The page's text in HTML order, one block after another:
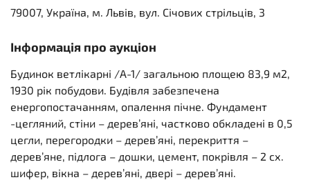
79007, Україна, м. Львів, вул. Січових стрільців, 3
Інформація про аукціон
Будинок ветлікарні /А-1/ загальною площею 83,9 м2,
1930 рік побудови. Будівля забезпечена
енергопостачанням, опалення пічне. Фундамент
-цегляний, стіни – дерев’яні, частково обкладені в 0,5
цегли, перегородки – дерев’яні, перекриття –
дерев’яне, підлога – дошки, цемент, покрівля – 2 сх.
шифер, вікна – дерев’яні, двері – дерев’яні.